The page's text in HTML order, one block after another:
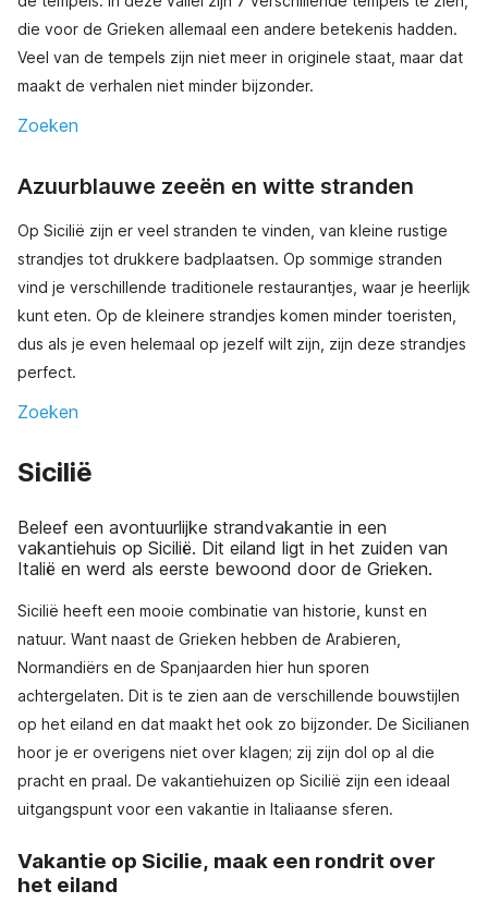
die voor de Grieken allemaal een andere betekenis hadden.
Veel van de tempels zijn niet meer in originele staat, maar dat
maakt de verhalen niet minder bijzonder.
Zoeken
Azuurblauwe zeeën en witte stranden
Op Sicilië zijn er veel stranden te vinden, van kleine rustige
strandjes tot drukkere badplaatsen. Op sommige stranden
vind je verschillende traditionele restaurantjes, waar je heerlijk
kunt eten. Op de kleinere strandjes komen minder toeristen,
dus als je even helemaal op jezelf wilt zijn, zijn deze strandjes
perfect.
Zoeken
Sicilië
Beleef een avontuurlijke strandvakantie in een
vakantiehuis op Sicilië. Dit eiland ligt in het zuiden van
Italië en werd als eerste bewoond door de Grieken.
Sicilië heeft een mooie combinatie van historie, kunst en
natuur. Want naast de Grieken hebben de Arabieren,
Normandiërs en de Spanjaarden hier hun sporen
achtergelaten. Dit is te zien aan de verschillende bouwstijlen
op het eiland en dat maakt het ook zo bijzonder. De Sicilianen
hoor je er overigens niet over klagen; zij zijn dol op al die
pracht en praal. De vakantiehuizen op Sicilië zijn een ideaal
uitgangspunt voor een vakantie in Italiaanse sferen.
Vakantie op Sicilie, maak een rondrit over
het eiland